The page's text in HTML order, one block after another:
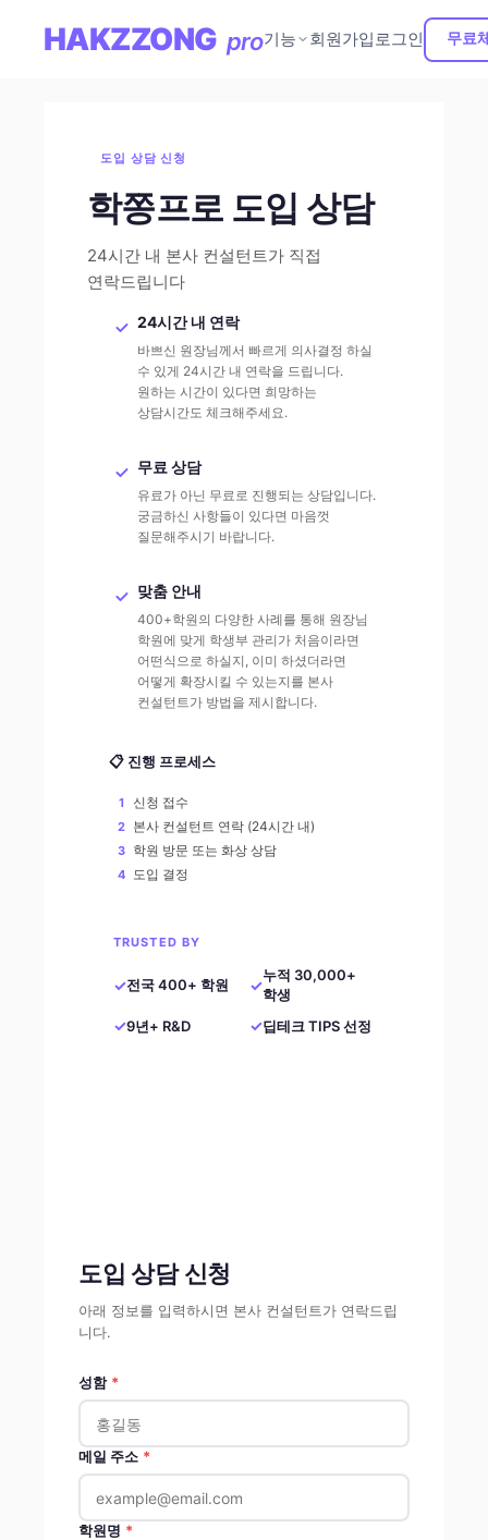
HAKZZONG pro기능 회원가입 로그인 무료
도입 상담 신청
학쫑프로 도입 상담
24시간 내 본사 컨설턴트가 직접
연락드립니다
24시간 내 연락
바쁘신 원장님께서 빠르게 의사결정 하실
수 있게 24시간 내 연락을 드립니다.
원하는 시간이 있다면 희망하는
상담시간도 체크해주세요.
무료 상담
유료가 아닌 무료로 진행되는 상담입니다.
궁금하신 사항들이 있다면 마음껏
질문해주시기 바랍니다.
맞춤 안내
400+학원의 다양한 사례를 통해 원장님
학원에 맞게 학생부 관리가 처음이라면
어떤식으로 하실지, 이미 하셨더라면
어떻게 확장시킬 수 있는지를 본사
컨설턴트가 방법을 제시합니다.
📋 진행 프로세스
1 신청 접수
2 본사 컨설턴트 연락 (24시간 내)
3 학원 방문 또는 화상 상담
4 도입 결정
TRUSTED BY
✓전국 400+ 학원 ✓
누적 30,000+
학생
✓9년+ R&D ✓딥테크 TIPS 선정
도입 상담 신청
아래 정보를 입력하시면 본사 컨설턴트가 연락드립
니다.
성함 *
메일 주소 *
학원명 *